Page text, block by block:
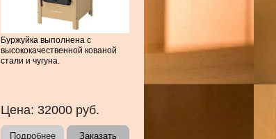
Буржуйка выполнена с
высококачественной кованой
стали и чугуна.
Цена: 32000 руб.
Подробнее Заказать